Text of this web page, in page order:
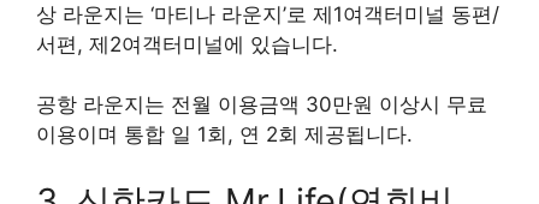
상 라운지는 ‘마티나 라운지’로 제1여객터미널 동편/
서편, 제2여객터미널에 있습니다.
공항 라운지는 전월 이용금액 30만원 이상시 무료
이용이며 통합 일 1회, 연 2회 제공됩니다.